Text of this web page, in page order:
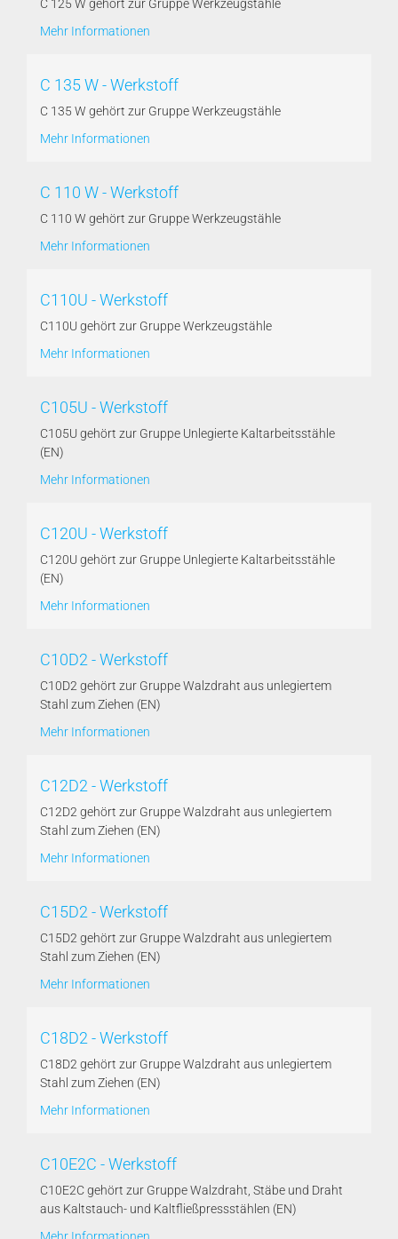
C 125 W gehört zur Gruppe Werkzeugstähle
Mehr Informationen
C 135 W - Werkstoff
C 135 W gehört zur Gruppe Werkzeugstähle
Mehr Informationen
C 110 W - Werkstoff
C 110 W gehört zur Gruppe Werkzeugstähle
Mehr Informationen
C110U - Werkstoff
C110U gehört zur Gruppe Werkzeugstähle
Mehr Informationen
C105U - Werkstoff
C105U gehört zur Gruppe Unlegierte Kaltarbeitsstähle
(EN)
Mehr Informationen
C120U - Werkstoff
C120U gehört zur Gruppe Unlegierte Kaltarbeitsstähle
(EN)
Mehr Informationen
C10D2 - Werkstoff
C10D2 gehört zur Gruppe Walzdraht aus unlegiertem
Stahl zum Ziehen (EN)
Mehr Informationen
C12D2 - Werkstoff
C12D2 gehört zur Gruppe Walzdraht aus unlegiertem
Stahl zum Ziehen (EN)
Mehr Informationen
C15D2 - Werkstoff
C15D2 gehört zur Gruppe Walzdraht aus unlegiertem
Stahl zum Ziehen (EN)
Mehr Informationen
C18D2 - Werkstoff
C18D2 gehört zur Gruppe Walzdraht aus unlegiertem
Stahl zum Ziehen (EN)
Mehr Informationen
C10E2C - Werkstoff
C10E2C gehört zur Gruppe Walzdraht, Stäbe und Draht
aus Kaltstauch- und Kaltfließpressstählen (EN)